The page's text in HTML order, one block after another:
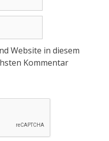
Website in diesem
Kommentar